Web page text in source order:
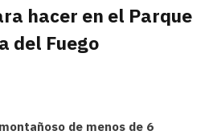
hacer en el Parque
del Fuego
de menos de 6